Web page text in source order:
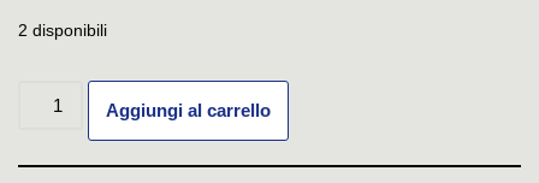
2 disponibili
Aggiungi al carrello